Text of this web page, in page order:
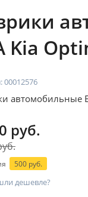
Kia
00012576
автомобильные
руб.
500 руб.
дешевле?